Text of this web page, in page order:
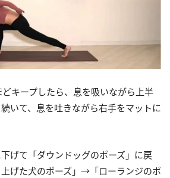
キープしたら、息を吸いながら上半
いて、息を吐きながら右手をマットに
げて「ダウンドッグのポーズ」に戻
げた犬のポーズ」→「ローランジのポ